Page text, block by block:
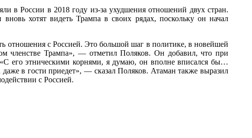
в России в 2018 году из-за ухудшения отношений двух стран.
хотят видеть Трампа в своих рядах, поскольку он начал
отношения с Россией. Это большой шаг в политике, в новейшей
членстве Трампа», — отметил Поляков. Он добавил, что при
его этническими корнями, я думаю, он вполне вписался бы…
в гости приедет», — сказал Поляков. Атаман также выразил
с Россией.